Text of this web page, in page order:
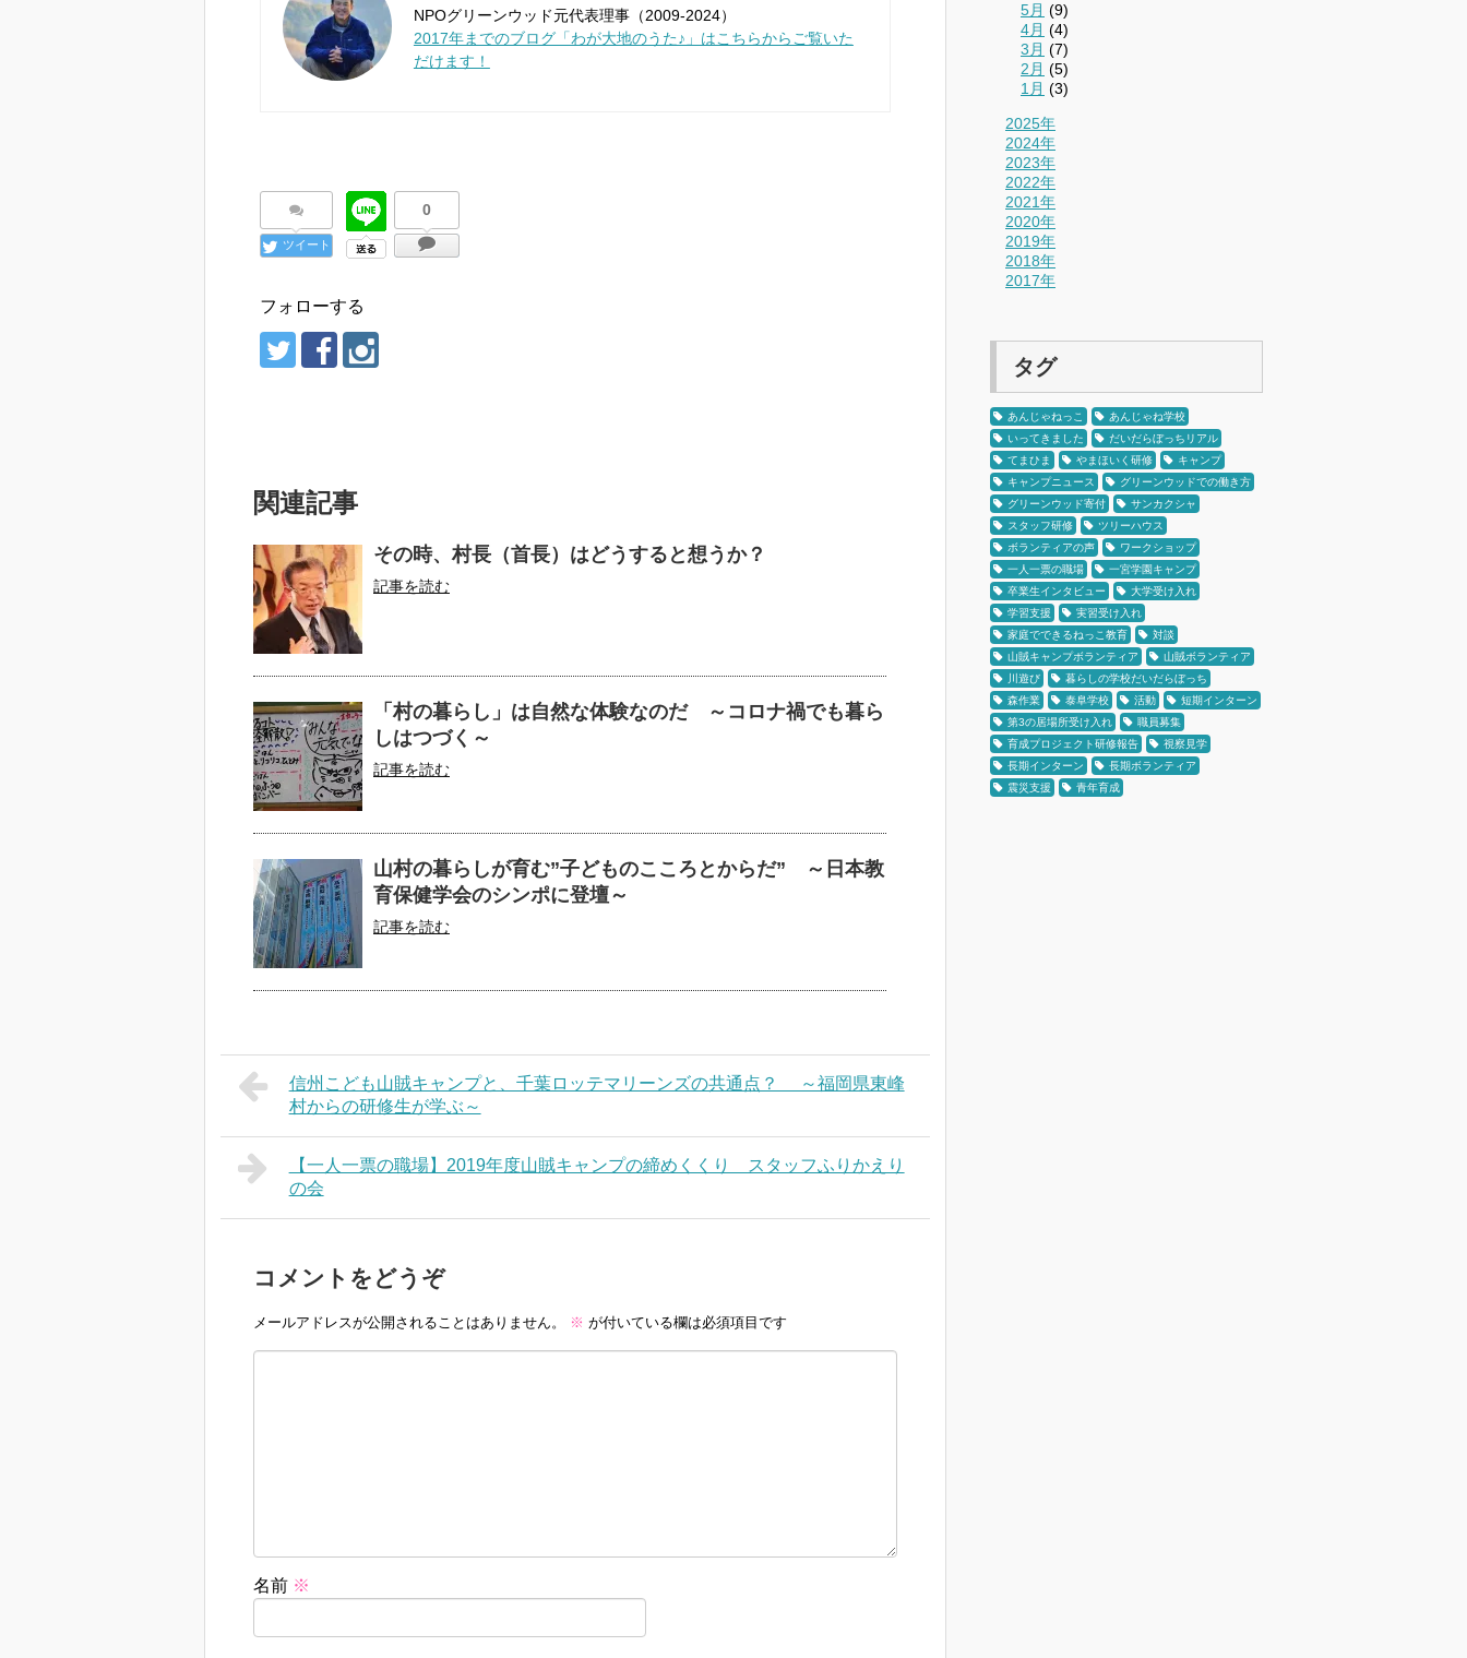
NPOグリーンウッド元代表理事（2009-2024）
2017年までのブログ「わが大地のうた♪」はこちらからご覧いた
だけます！
ツイート
0
フォローする
関連記事
その時、村長（首長）はどうすると想うか？
記事を読む
「村の暮らし」は自然な体験なのだ ～コロナ禍でも暮ら
しはつづく～
記事を読む
山村の暮らしが育む”子どものこころとからだ” ～日本教
育保健学会のシンポに登壇～
記事を読む
信州こども山賊キャンプと、千葉ロッテマリーンズの共通点？ ～福岡県東峰
村からの研修生が学ぶ～
【一人一票の職場】2019年度山賊キャンプの締めくくり スタッフふりかえり
の会
コメントをどうぞ
メールアドレスが公開されることはありません。 ※ が付いている欄は必須項目です
名前 ※
5月 (9)
4月 (4)
3月 (7)
2月 (5)
1月 (3)
2025年
2024年
2023年
2022年
2021年
2020年
2019年
2018年
2017年
タグ
あんじゃねっこ
あんじゃね学校
いってきました
だいだらぼっちリアル
てまひま
やまほいく研修
キャンプ
キャンプニュース
グリーンウッドでの働き方
グリーンウッド寄付
サンカクシャ
スタッフ研修
ツリーハウス
ボランティアの声
ワークショップ
一人一票の職場
一宮学園キャンプ
卒業生インタビュー
大学受け入れ
学習支援
実習受け入れ
家庭でできるねっこ教育
対談
山賊キャンプボランティア
山賊ボランティア
川遊び
暮らしの学校だいだらぼっち
森作業
泰阜学校 活動
短期インターン
第3の居場所受け入れ
職員募集
育成プロジェクト研修報告
視察見学
長期インターン
長期ボランティア
震災支援
青年育成